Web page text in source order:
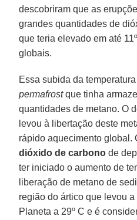
descobriram que as
grandes quantidades de
que teria elevado em até
globais.
Essa subida da
permafrostque tinha
quantidades de metano. O
levou à libertação deste
rápido aquecimento global.
dióxido de carbono de
ter iniciado o aumento de
liberação de metano de
região do ártico que levou
Planeta a 29º C e é